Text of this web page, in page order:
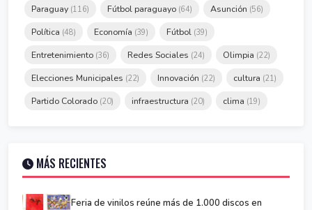
Paraguay (116) Fútbol paraguayo (64) Asunción (56)
Política (48) Economía (39) Fútbol (39)
Entretenimiento (36) Redes Sociales (24) Olimpia (22)
Elecciones Municipales (22) Innovación (22) cultura (21)
Partido Colorado (20) infraestructura (20) clima (19)
MÁS RECIENTES
Feria de vinilos reúne más de 1.000 discos en